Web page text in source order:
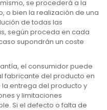
se procederá a la
o bien la realización de una
de todas las
según proceda en cada
supondrán un coste
el consumidor puede
fabricante del producto en
entrega del producto y
y limitaciones
Si el defecto o falta de